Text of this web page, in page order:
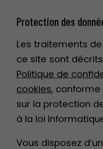
Protection des
Les traitements
ce site sont
Politique de
cookies, conforme
sur la protection
à la loi
Vous disposez